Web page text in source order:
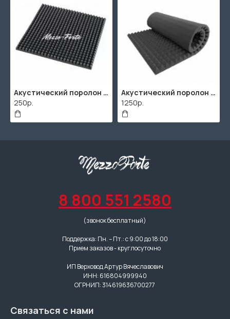
Акустический поролон "Пирамида" / 480x480х30мм / Темно-серый
250р.
Акустический поролон "Пирамида" / 2000х1000мм
1250р.
8 800 551 2580
(звонок бесплатный)
Поддержка: Пн. – Пт.: с 9:00 до 18:00
Прием заказов - круглосуточно
ИП Верховод Артур Вячеславович
ИНН: 616804999940
ОГРНИП: 314619636700277
Связаться с нами